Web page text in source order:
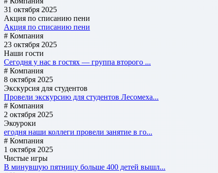
31 октября 2025
Акция по списанию пени
Акция по списанию пени
# Компания
23 октября 2025
Наши гости
Сегодня у нас в гостях — группа второго ...
# Компания
8 октября 2025
Экскурсия для студентов
Провели экскурсию для студентов Лесомеха...
# Компания
2 октября 2025
Экоуроки
егодня наши коллеги провели занятие в го...
# Компания
1 октября 2025
Чистые игры
В минувшую пятницу больше 400 детей вышл...